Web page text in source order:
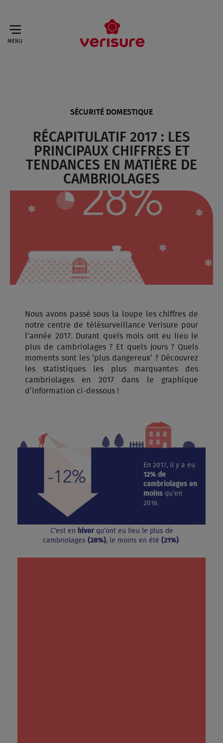
MENU
SÉCURITÉ DOMESTIQUE
RÉCAPITULATIF 2017 : LES
PRINCIPAUX CHIFFRES ET
TENDANCES EN MATIÈRE DE
CAMBRIOLAGES
Nous avons passé sous la loupe les chiffres de
notre centre de télésurveillance Verisure pour
l’année 2017. Durant quels mois ont eu lieu le
plus de cambriolages ? Et quels jours ? Quels
moments sont les ‘plus dangereux’ ? Découvrez
les statistiques les plus marquantes des
cambriolages en 2017 dans le graphique
d’information ci-dessous !
En 2017, il y a eu
12% de
cambriolages en
moins qu’en
2016.
C’est en hiverqu’ont eu lieu le plus de
cambriolages (28%), le moins en été (21%).